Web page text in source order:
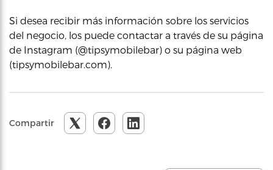
Si desea recibir más información sobre los servicios
del negocio, los puede contactar a través de su página
de Instagram (@tipsymobilebar) o su página web
(tipsymobilebar.com).
Compartir